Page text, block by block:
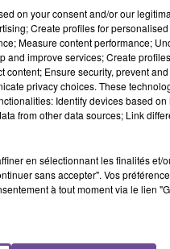
se consacrer à la
10 ans, qu'on est passés au
a créé, avec la
est en train de créer, pour
de Beaublanc en gestion
société sportive qu'est le
le sait, dans le sport, c'est
on your consent and/or our
Create profiles for
Measure content performance;
and improve services; Create
Ensure security, prevent
privacy choices. These
Identify devices based
from other data sources; Link
en sélectionnant les finalités et/
sans accepter". Vos
à tout moment via le lien